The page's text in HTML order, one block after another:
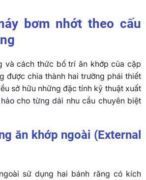
bơm nhớt theo cấu
và cách thức bố trí ăn khớp của cặp
được chia thành hai trường phái thiết
sở hữu những đặc tính kỹ thuật xuất
cho từng dải nhu cầu chuyên biệt
ăn khớp ngoài (External
sử dụng hai bánh răng có kích